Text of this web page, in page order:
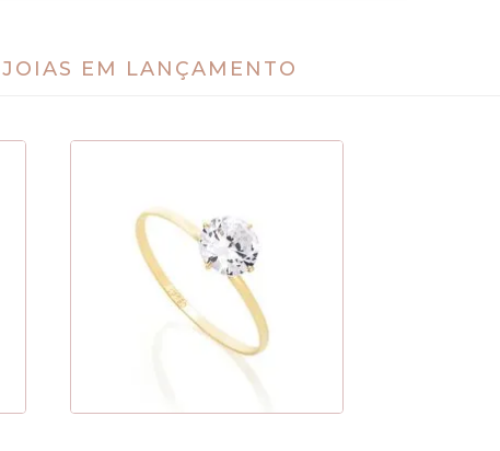
JOIAS EM LANÇAMENTO